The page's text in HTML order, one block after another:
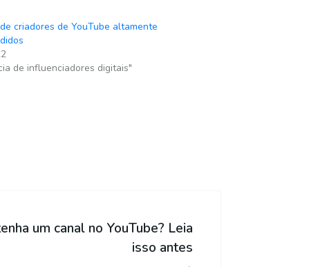
criadores de YouTube altamente
de influenciadores digitais"
um canal no YouTube? Leia
isso antes